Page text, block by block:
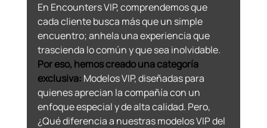
En Encounters VIP, comprendemos que
cada cliente busca más que un simple
encuentro; anhela una experiencia que
trascienda lo común y que sea inolvidable.
Por eso, hemos creado una categoría
exclusiva: Modelos VIP, diseñadas para
quienes aprecian la compañía con un
enfoque especial y de alta calidad. Pero,
¿Qué diferencia a nuestras modelos VIP del